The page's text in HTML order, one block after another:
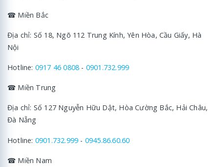
☎ Miền Bắc
Địa chỉ: Số 18, Ngõ 112 Trung Kính, Yên Hòa, Cầu Giấy, Hà
Nội
Hotline: 0917 46 0808 - 0901.732.999
☎ Miền Trung
Địa chỉ: Số 127 Nguyễn Hữu Dật, Hòa Cường Bắc, Hải Châu,
Đà Nẵng
Hotline: 0901.732.999 - 0945.86.60.60
☎ Miền Nam